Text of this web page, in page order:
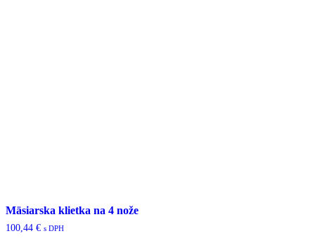
Mäsiarska klietka na 4 nože
100,44 € s DPH